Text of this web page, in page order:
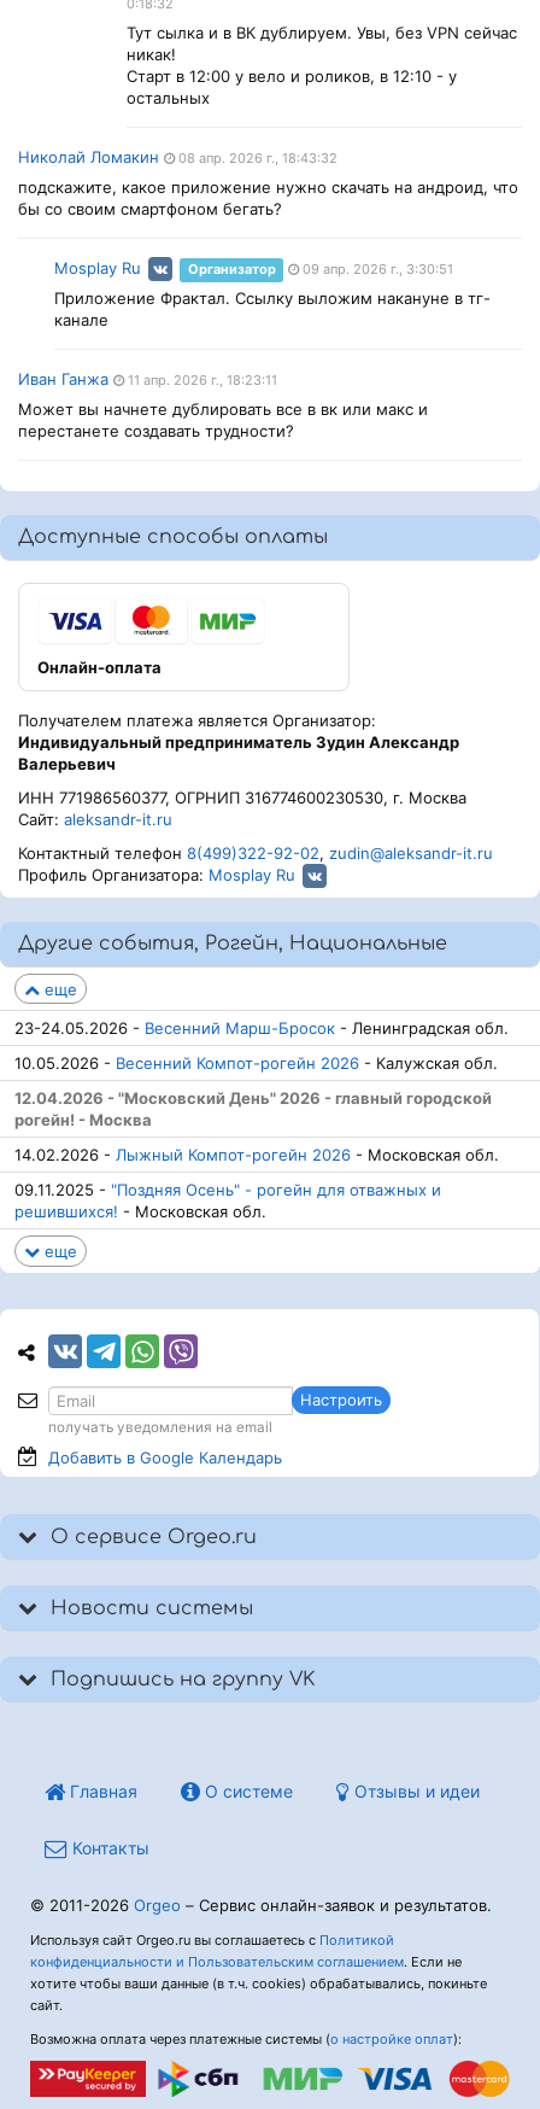
0:18:32
Тут сылка и в ВК дублируем. Увы, без VPN сейчас
никак!
Старт в 12:00 у вело и роликов, в 12:10 - у
остальных
Николай Ломакин 08 апр. 2026 г., 18:43:32
подскажите, какое приложение нужно скачать на андроид, что
бы со своим смартфоном бегать?
Mosplay Ru Организатор 09 апр. 2026 г., 3:30:51
Приложение Фрактал. Ссылку выложим накануне в тг-
канале
Иван Ганжа 11 апр. 2026 г., 18:23:11
Может вы начнете дублировать все в вк или макс и
перестанете создавать трудности?
Доступные способы оплаты
Онлайн-оплата
Получателем платежа является Организатор:
Индивидуальный предприниматель Зудин Александр
Валерьевич
ИНН 771986560377, ОГРНИП 316774600230530, г. Москва
Сайт: aleksandr-it.ru
Контактный телефон 8(499)322-92-02, zudin@aleksandr-it.ru
Профиль Организатора: Mosplay Ru
Другие события, Рогейн, Национальные
еще
23-24.05.2026 - Весенний Марш-Бросок - Ленинградская обл.
10.05.2026 - Весенний Компот-рогейн 2026 - Калужская обл.
12.04.2026 - "Московский День" 2026 - главный городской
рогейн! - Москва
14.02.2026 - Лыжный Компот-рогейн 2026 - Московская обл.
09.11.2025 - "Поздняя Осень" - рогейн для отважных и
решившихся! - Московская обл.
еще
Настроить
получать уведомления на email
Добавить в Google Календарь
О сервисе Orgeo.ru
Новости системы
Подпишись на группу VK
Главная О системе Отзывы и идеи
Контакты
© 2011-2026 Orgeo – Сервис онлайн-заявок и результатов.
Используя сайт Orgeo.ru вы соглашаетесь с Политикой
конфиденциальности и Пользовательским соглашением. Если не
хотите чтобы ваши данные (в т.ч. cookies) обрабатывались, покиньте
сайт.
Возможна оплата через платежные системы (о настройке оплат):